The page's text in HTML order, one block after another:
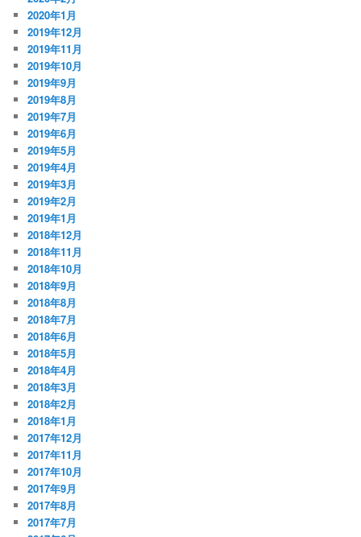
2020年1月
2019年12月
2019年11月
2019年10月
2019年9月
2019年8月
2019年7月
2019年6月
2019年5月
2019年4月
2019年3月
2019年2月
2019年1月
2018年12月
2018年11月
2018年10月
2018年9月
2018年8月
2018年7月
2018年6月
2018年5月
2018年4月
2018年3月
2018年2月
2018年1月
2017年12月
2017年11月
2017年10月
2017年9月
2017年8月
2017年7月